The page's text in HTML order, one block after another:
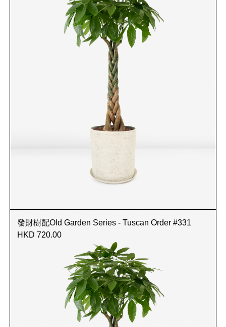
發財樹配Old Garden Series - Tuscan Order #331
HKD 720.00